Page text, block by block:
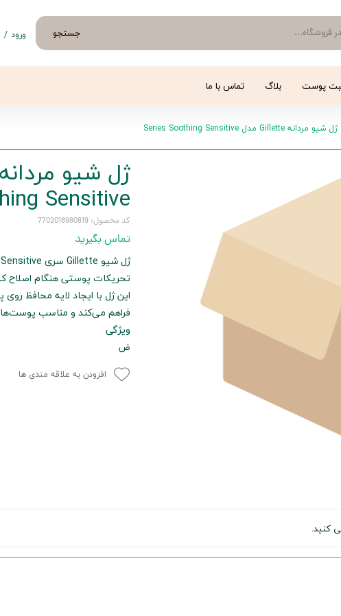
جستجو ورود /
پوست بلاگ تماس با ما
ژل شیو مردانه Gillette مدل Series Soothing Sensitive
Sensitive
کد محصول: 7702018980819
تماس بگیرید
تحریکات پوستی هنگام اصلاح
این ژل با ایجاد لایه محافظ
فراهم می‌کند و مناسب
ویژگی
ض
افزودن به علاقه مندی ها
کنید.